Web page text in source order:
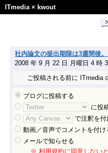
ITmedia× kwout
社内論文の提出期限は3週間後
2008 年 9 月 22 日 月曜日 4 時
ご投稿される前に ITmedia
ブログに投稿する
に投
で注釈を付
動画／音声でコメントを付け
メールで知らせる
※ 利用規約に同意しない